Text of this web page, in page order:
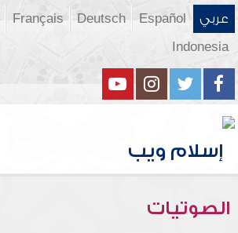
عربي Español
Deutsch
Français
Indonesia
الصوتيات